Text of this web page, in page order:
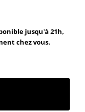
jusqu'à 21h,
chez vous.